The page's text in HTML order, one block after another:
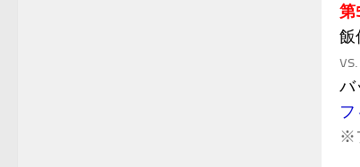
第
飯
vs.
バ
※